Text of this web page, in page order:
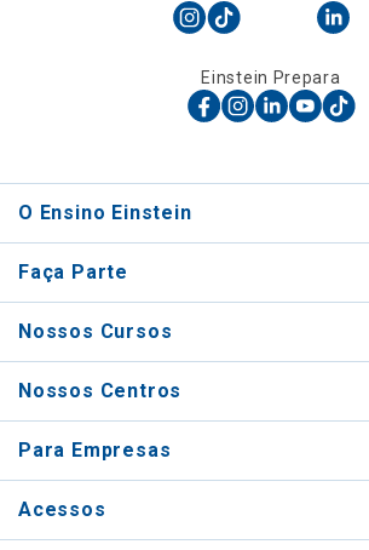
Einstein Prepara
O Ensino Einstein
Faça Parte
Nossos Cursos
Nossos Centros
Para Empresas
Acessos